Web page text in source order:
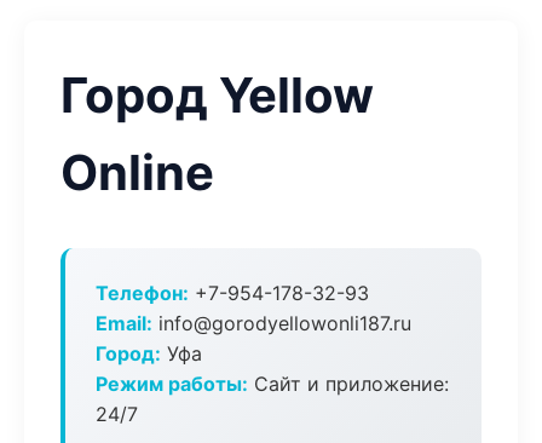
Город Yellow
Online
Телефон: +7-954-178-32-93
Email: info@gorodyellowonli187.ru
Город: Уфа
Режим работы: Сайт и приложение:
24/7